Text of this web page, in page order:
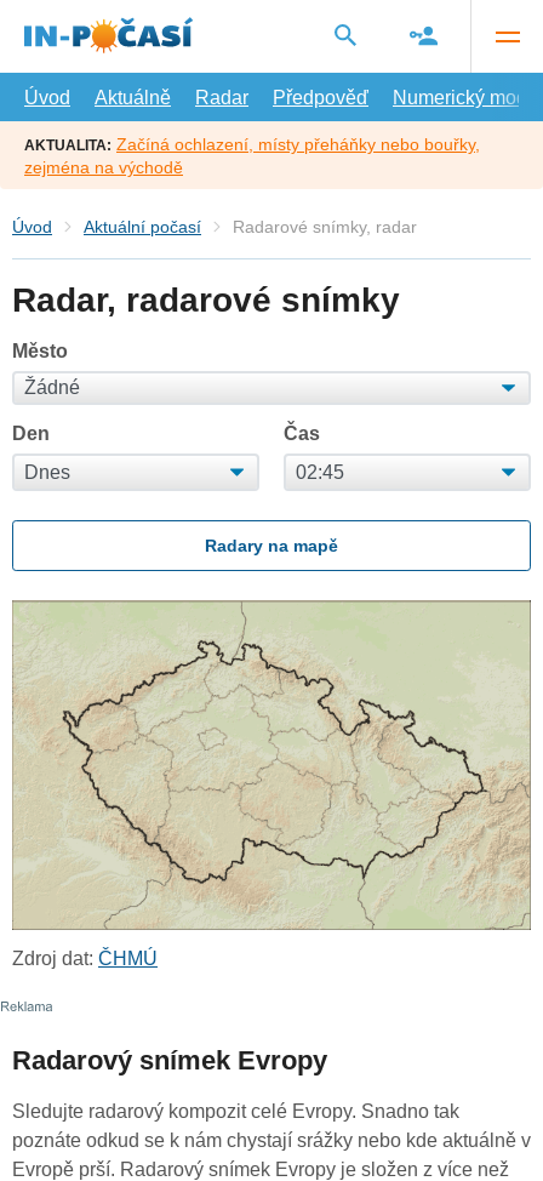
hlavní
Úvod
Aktuálně Radar Předpověď Numerický model
AKTUALITA: Začíná ochlazení, místy přeháňky nebo bouřky,
zejména na východě
Úvod Aktuální počasí Radarové snímky, radar
Radar, radarové snímky
Město
Den Čas
Radary na mapě
Zdroj dat: ČHMÚ
Radarový snímek Evropy
Sledujte radarový kompozit celé Evropy. Snadno tak
poznáte odkud se k nám chystají srážky nebo kde aktuálně v
Evropě prší. Radarový snímek Evropy je složen z více než